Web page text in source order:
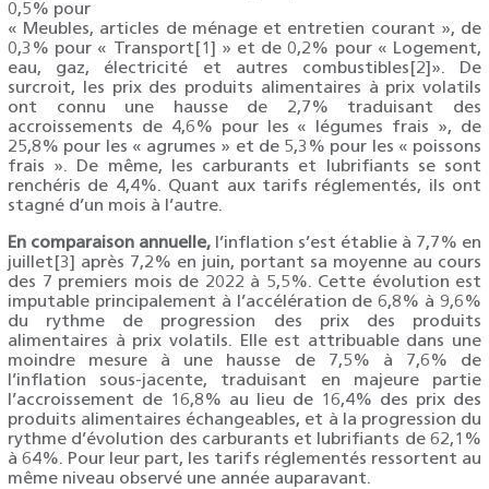
0,5% pour
« Meubles, articles de ménage et entretien courant », de
0,3% pour « Transport[1] » et de 0,2% pour « Logement,
eau, gaz, électricité et autres combustibles[2]». De
surcroit, les prix des produits alimentaires à prix volatils
ont connu une hausse de 2,7% traduisant des
accroissements de 4,6% pour les « légumes frais », de
25,8% pour les « agrumes » et de 5,3% pour les « poissons
frais ». De même, les carburants et lubrifiants se sont
renchéris de 4,4%. Quant aux tarifs réglementés, ils ont
stagné d’un mois à l’autre.
En comparaison annuelle, l’inflation s’est établie à 7,7% en
juillet[3] après 7,2% en juin, portant sa moyenne au cours
des 7 premiers mois de 2022 à 5,5%. Cette évolution est
imputable principalement à l’accélération de 6,8% à 9,6%
du rythme de progression des prix des produits
alimentaires à prix volatils. Elle est attribuable dans une
moindre mesure à une hausse de 7,5% à 7,6% de
l’inflation sous-jacente, traduisant en majeure partie
l’accroissement de 16,8% au lieu de 16,4% des prix des
produits alimentaires échangeables, et à la progression du
rythme d’évolution des carburants et lubrifiants de 62,1%
à 64%. Pour leur part, les tarifs réglementés ressortent au
même niveau observé une année auparavant.